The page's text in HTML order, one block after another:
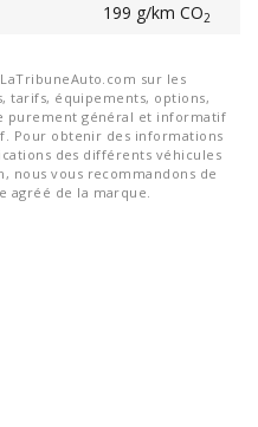
199 g/km CO2
sur les
tarifs, équipements, options,
purement général et informatif
Pour obtenir des informations
des différents véhicules
nous vous recommandons de
agréé de la marque.